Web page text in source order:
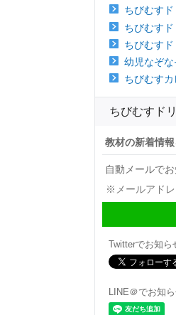
ちびむすド
ちびむすド
ちびむすド
幼児なぞな
ちびむす
ちびむすド
教材の新着情報
自動メールで
Twitterでお知ら
LINE＠でお知